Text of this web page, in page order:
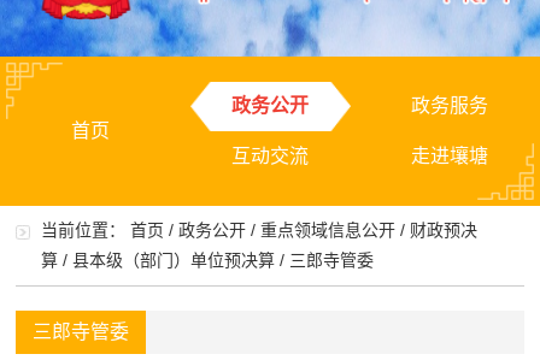
首页
政务公开 政务服务
互动交流 走进壤塘
当前位置：首页 /政务公开 /重点领域信息公开 / 财政预决
算 /县本级（部门）单位预决算 / 三郎寺管委
三郎寺管委